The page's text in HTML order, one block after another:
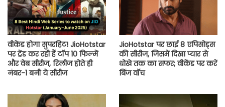
वीकेंड होगा सुपरहिट! JioHotstar
पर ट्रेंड कर रही हैं टॉप 10 फिल्में
और वेब सीरीज, रिलीज होते ही
नंबर-1 बनी ये सीरीज
JioHotstar पर छाई 8 एपिसोड्स
की सीरीज, जिसमें दिखा प्यार से
धोखे तक का सफर; वीकेंड पर करें
बिंज वॉच